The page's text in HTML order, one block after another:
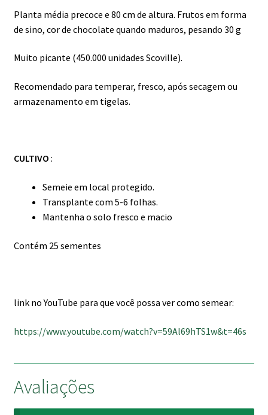
Planta média precoce e 80 cm de altura. Frutos em forma
de sino, cor de chocolate quando maduros, pesando 30 g
Muito picante (450.000 unidades Scoville).
Recomendado para temperar, fresco, após secagem ou
armazenamento em tigelas.
CULTIVO :
Semeie em local protegido.
Transplante com 5-6 folhas.
Mantenha o solo fresco e macio
Contém 25 sementes
link no YouTube para que você possa ver como semear:
https://www.youtube.com/watch?v=59Al69hTS1w&t=46s
Avaliações